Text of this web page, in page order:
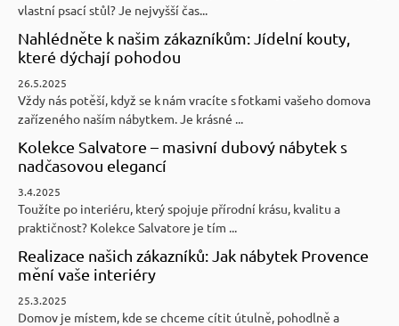
vlastní psací stůl? Je nejvyšší čas...
Nahlédněte k našim zákazníkům: Jídelní kouty,
které dýchají pohodou
26.5.2025
Vždy nás potěší, když se k nám vracíte s fotkami vašeho domova
zařízeného naším nábytkem. Je krásné ...
Kolekce Salvatore – masivní dubový nábytek s
nadčasovou elegancí
3.4.2025
Toužíte po interiéru, který spojuje přírodní krásu, kvalitu a
praktičnost? Kolekce Salvatore je tím ...
Realizace našich zákazníků: Jak nábytek Provence
mění vaše interiéry
25.3.2025
Domov je místem, kde se chceme cítit útulně, pohodlně a